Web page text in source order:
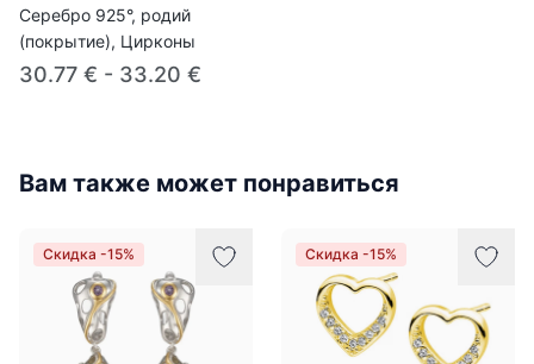
Серебро 925°, родий
(покрытие), Цирконы
30.77 € - 33.20 €
Вам также может понравиться
Скидка -15% Скидка -15%